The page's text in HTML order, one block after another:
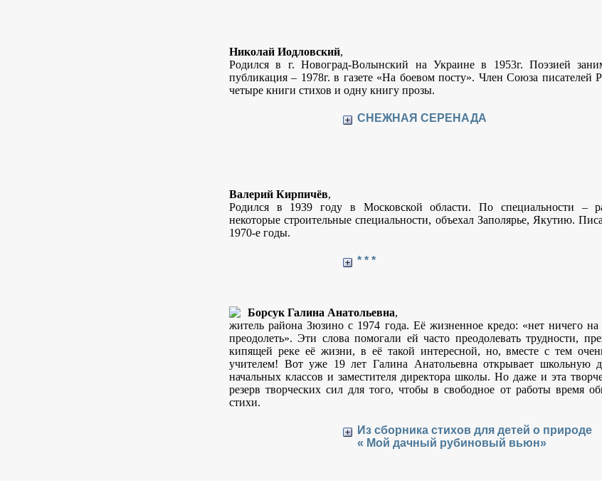
Николай Иодловский,
Родился в г. Новоград-Волынский на Украине в 1953г. Поэзией
публикация – 1978г. в газете «На боевом посту». Член Союза писателей
четыре книги стихов и одну книгу прозы.
СНЕЖНАЯ СЕРЕНАДА
Валерий Кирпичёв,
Родился в 1939 году в Московской области. По специальности –
некоторые строительные специальности, объехал Заполярье, Якутию.
1970-е годы.
* * *
Борсук Галина Анатольевна,
житель района Зюзино с 1974 года. Её жизненное кредо: «нет ничего
преодолеть». Эти слова помогали ей часто преодолевать трудности,
кипящей реке её жизни, в её такой интересной, но, вместе с тем
учителем! Вот уже 19 лет Галина Анатольевна открывает школьную
начальных классов и заместителя директора школы. Но даже и эта
резерв творческих сил для того, чтобы в свободное от работы время
стихи.
Из сборника стихов для детей о природе
« Мой дачный рубиновый вьюн»